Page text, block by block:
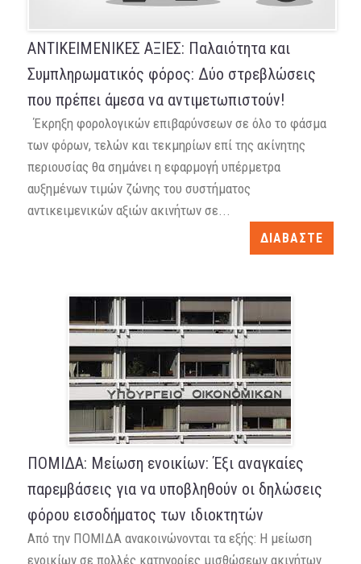
ΑΝΤΙΚΕΙΜΕΝΙΚΕΣ ΑΞΙΕΣ: Παλαιότητα και
Συμπληρωματικός φόρος: Δύο στρεβλώσεις
που πρέπει άμεσα να αντιμετωπιστούν!
Έκρηξη φορολογικών επιβαρύνσεων σε όλο το φάσμα
των φόρων, τελών και τεκμηρίων επί της ακίνητης
περιουσίας θα σημάνει η εφαρμογή υπέρμετρα
αυξημένων τιμών ζώνης του συστήματος
αντικειμενικών αξιών ακινήτων σε...
ΔΙΑΒΑΣΤΕ
ΠΟΜΙΔΑ: Μείωση ενοικίων: Έξι αναγκαίες
παρεμβάσεις για να υποβληθούν οι δηλώσεις
φόρου εισοδήματος των ιδιοκτητών
Από την ΠΟΜΙΔΑ ανακοινώνονται τα εξής: Η μείωση
ενοικίων σε πολλές κατηγορίες μισθώσεων ακινήτων